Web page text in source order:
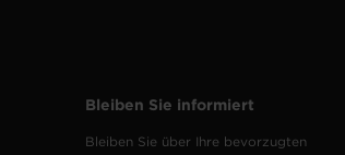
Bleiben Sie informiert
Bleiben Sie über Ihre bevorzugten